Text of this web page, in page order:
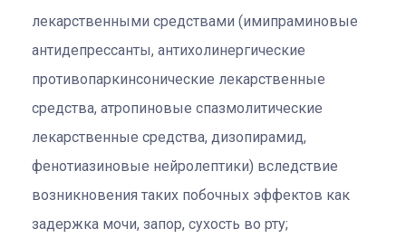
лекарственными средствами (имипраминовые
антидепрессанты, антихолинергические
противопаркинсонические лекарственные
средства, атропиновые спазмолитические
лекарственные средства, дизопирамид,
фенотиазиновые нейролептики) вследствие
возникновения таких побочных эффектов как
задержка мочи, запор, сухость во рту;